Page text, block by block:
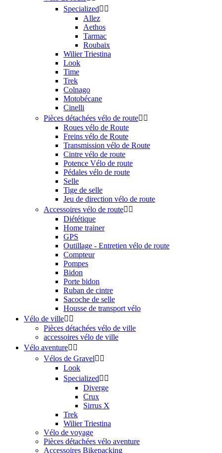
Specialized 
Allez
Aethos
Tarmac
Roubaix
Wilier Triestina
Look
Time
Trek
Colnago
Motobécane
Cinelli
Pièces détachées vélo de route 
Roues vélo de Route
Freins vélo de Route
Transmission vélo de Route
Cintre vélo de route
Potence Vélo de route
Pédales vélo de route
Selle
Tige de selle
Jeu de direction vélo de route
Accessoires vélo de route 
Diététique
Home trainer
GPS
Outillage - Entretien vélo de route
Compteur
Pompes
Bidon
Porte bidon
Ruban de cintre
Sacoche de selle
Housse de transport vélo
Vélo de ville 
Pièces détachées vélo de ville
accessoires vélo de ville
Vélo aventure 
Vélos de Gravel 
Look
Specialized 
Diverge
Crux
Sirrus X
Trek
Wilier Triestina
Vélo de voyage
Pièces détachées vélo aventure
Accessoires Bikepacking